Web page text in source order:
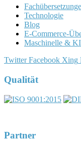
Technologie
Blog
E-Commerce-
Maschinelle &
Twitter Facebook Xing
Qualität
Partner